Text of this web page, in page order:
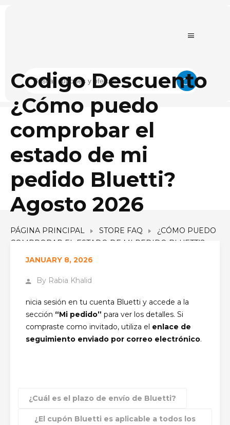
Codigo Descuento
¿Cómo puedo
comprobar el
estado de mi
pedido Bluetti?
Agosto 2026
PÁGINA PRINCIPAL STORE FAQ
¿CÓMO PUEDO
COMPROBAR EL ESTADO DE MI PEDIDO BLUETTI?
JANUARY 8, 2026
By Rabia Khalid
nicia sesión en tu cuenta Bluetti y accede a la
sección “Mi pedido” para ver los detalles. Si
compraste como invitado, utiliza el enlace de
seguimiento enviado por correo electrónico.
¿Cuál es el plazo de envío de Bluetti?
¿El cupón Bluetti es aplicable a todos los